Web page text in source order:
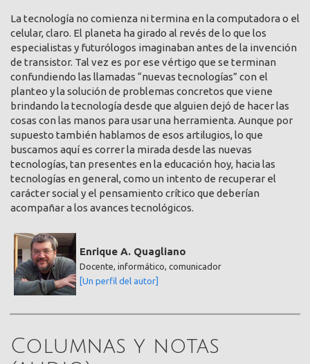
La tecnología no comienza ni termina en la computadora o el
celular, claro. El planeta ha girado al revés de lo que los
especialistas y futurólogos imaginaban antes de la invención
de transistor. Tal vez es por ese vértigo que se terminan
confundiendo las llamadas “nuevas tecnologías” con el
planteo y la solución de problemas concretos que viene
brindando la tecnología desde que alguien dejó de hacer las
cosas con las manos para usar una herramienta. Aunque por
supuesto también hablamos de esos artilugios, lo que
buscamos aquí es correr la mirada desde las nuevas
tecnologías, tan presentes en la educación hoy, hacia las
tecnologías en general, como un intento de recuperar el
carácter social y el pensamiento crítico que deberían
acompañar a los avances tecnológicos.
Enrique A. Quagliano
Docente, informático, comunicador
[Un perfil del autor]
Columnas y notas